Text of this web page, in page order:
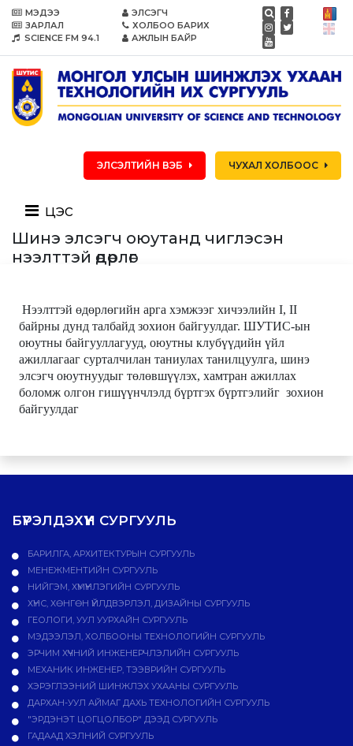
МЭДЭЭ
ЗАРЛАЛ
SCIENCE FM 94.1
ЭЛСЭГЧ
ХОЛБОО БАРИХ
АЖЛЫН БАЙР
ЭЛСЭЛТИЙН ВЭБ ЧУХАЛ ХОЛБООС
цэс
Шинэ элсэгч оюутанд чиглэсэн
нээлттэй өдөрлөг
Нээлттэй өдөрлөгийн арга хэмжээг хичээлийн I, II
байрны дунд талбайд зохион байгуулдаг. ШУТИС-ын
оюутны байгууллагууд, оюутны клубүүдийн үйл
ажиллагааг сурталчилан таниулах танилцуулга, шинэ
элсэгч оюутнуудыг төлөвшүүлэх, хамтран ажиллах
боломж олгон гишүүнчлэлд бүртгэх бүртгэлийг зохион
байгуулдаг
БҮРЭЛДЭХҮҮН СУРГУУЛЬ
БАРИЛГА, АРХИТЕКТУРЫН СУРГУУЛЬ
МЕНЕЖМЕНТИЙН СУРГУУЛЬ
НИЙГЭМ, ХҮМҮҮНЛЭГИЙН СУРГУУЛЬ
ХҮНС, ХӨНГӨН ҮЙЛДВЭРЛЭЛ, ДИЗАЙНЫ СУРГУУЛЬ
ГЕОЛОГИ, УУЛ УУРХАЙН СУРГУУЛЬ
МЭДЭЭЛЭЛ, ХОЛБООНЫ ТЕХНОЛОГИЙН СУРГУУЛЬ
ЭРЧИМ ХҮЧНИЙ ИНЖЕНЕРЧЛЭЛИЙН СУРГУУЛЬ
МЕХАНИК ИНЖЕНЕР, ТЭЭВРИЙН СУРГУУЛЬ
ХЭРЭГЛЭЭНИЙ ШИНЖЛЭХ УХААНЫ СУРГУУЛЬ
ДАРХАН-УУЛ АЙМАГ ДАХЬ ТЕХНОЛОГИЙН СУРГУУЛЬ
"ЭРДЭНЭТ ЦОГЦОЛБОР" ДЭЭД СУРГУУЛЬ
ГАДААД ХЭЛНИЙ СУРГУУЛЬ